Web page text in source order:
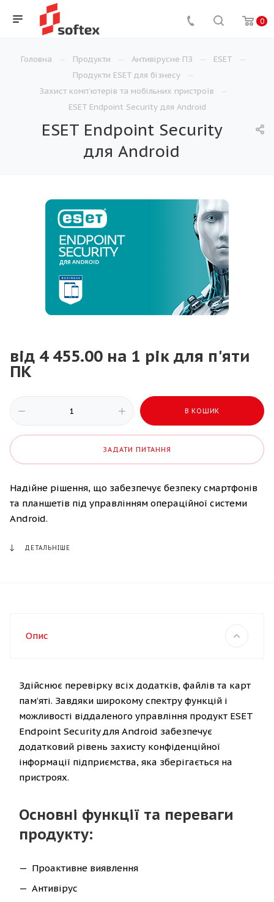
0
Головна Продукти Антивірусне ПЗ
ESET
Продукти ESET для бізнесу
Захист комп’ютерів та мобільних пристроїв
ESET Endpoint Security для Android
ESET Endpoint Security
для Android
від 4 455.00 на 1 рік для п'яти
ПК
В КОШИК
ЗАДАТИ ПИТАННЯ
Надійне рішення, що забезпечує безпеку смартфонів
та планшетів під управлінням операційної системи
Android.
ДЕТАЛЬНІШЕ
Опис
Здійснює перевірку всіх додатків, файлів та карт
пам’яті. Завдяки широкому спектру функцій і
можливості віддаленого управління продукт ESET
Endpoint Security для Android забезпечує
додатковий рівень захисту конфіденційної
інформації підприємства, яка зберігається на
пристроях.
Основні функції та переваги
продукту:
Проактивне виявлення
Антивірус